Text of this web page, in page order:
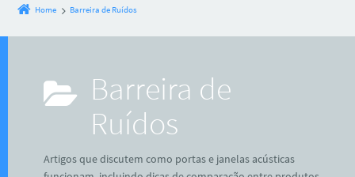
Home Barreira de Ruídos
Barreira de
Ruídos
Artigos que discutem como portas e janelas acústicas